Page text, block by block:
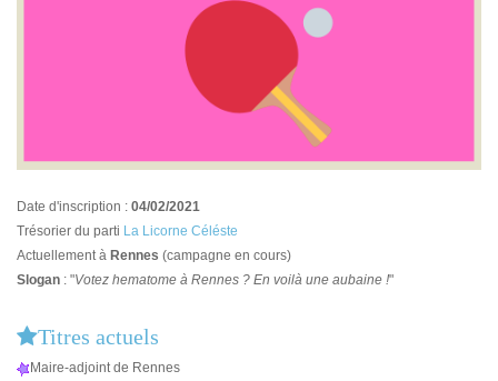
Date d'inscription : 04/02/2021
Trésorier du parti La Licorne Céléste
Actuellement à Rennes (campagne en cours)
Slogan : "Votez hematome à Rennes ? En voilà une aubaine !"
Titres actuels
Maire-adjoint de Rennes